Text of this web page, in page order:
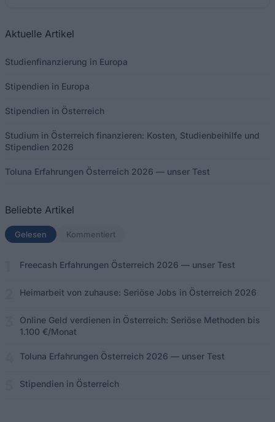
Aktuelle Artikel
Studienfinanzierung in Europa
Stipendien in Europa
Stipendien in Österreich
Studium in Österreich finanzieren: Kosten, Studienbeihilfe und
Stipendien 2026
Toluna Erfahrungen Österreich 2026 — unser Test
Beliebte Artikel
Gelesen (aktiver Tab)
Kommentiert
Freecash Erfahrungen Österreich 2026 — unser Test
Heimarbeit von zuhause: Seriöse Jobs in Österreich 2026
Online Geld verdienen in Österreich: Seriöse Methoden bis
1.100 €/Monat
Toluna Erfahrungen Österreich 2026 — unser Test
Stipendien in Österreich